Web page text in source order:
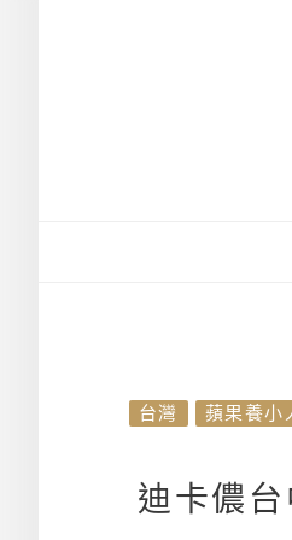
台灣 蘋果養小
迪卡儂